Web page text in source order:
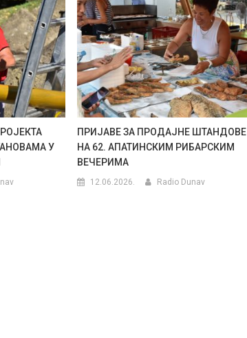
У
ПРИЈАВЕ ЗА ПРОДАЈНЕ ШТАНДОВЕ
НА 62. АПАТИНСКИМ РИБАРСКИМ
ВЕЧЕРИМА
12.06.2026. Radio Dunav